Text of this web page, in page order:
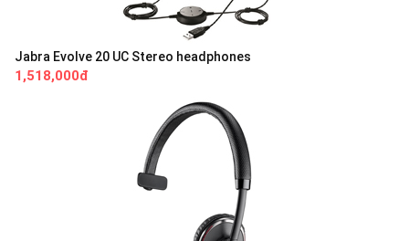
Jabra Evolve 20 UC Stereo headphones
1,518,000đ